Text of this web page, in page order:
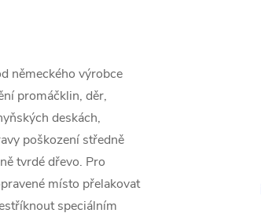
německého výrobce
promáčklin, děr,
deskách,
poškození středně
tvrdé dřevo. Pro
místo přelakovat
speciálním